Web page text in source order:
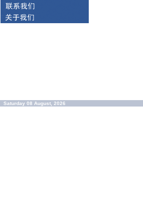
Saturday 08 August, 2026